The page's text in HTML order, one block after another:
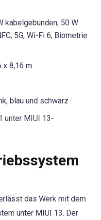
kabelgebunden, 50 W
5G, Wi-Fi 6, Biometrie
x 8,16 m
blau und schwarz
unter MIUI 13-
das Werk mit dem
unter MIUI 13. Der